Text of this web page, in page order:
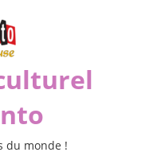
du monde !